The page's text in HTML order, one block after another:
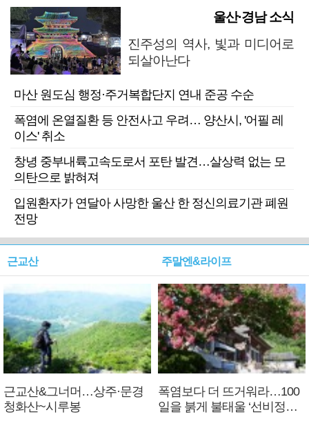
울산·경남 소식
진주성의 역사, 빛과 미디어로
되살아난다
마산 원도심 행정·주거복합단지 연내 준공 수순
폭염에 온열질환 등 안전사고 우려… 양산시, '어필 레
이스' 취소
창녕 중부내륙고속도로서 포탄 발견…살상력 없는 모
의탄으로 밝혀져
입원환자가 연달아 사망한 울산 한 정신의료기관 폐원
전망
근교산
근교산&그너머…상주·문경
청화산~시루봉
주말엔&라이프
폭염보다 더 뜨거워라…100
일을 붉게 불태울 ‘선비정신’